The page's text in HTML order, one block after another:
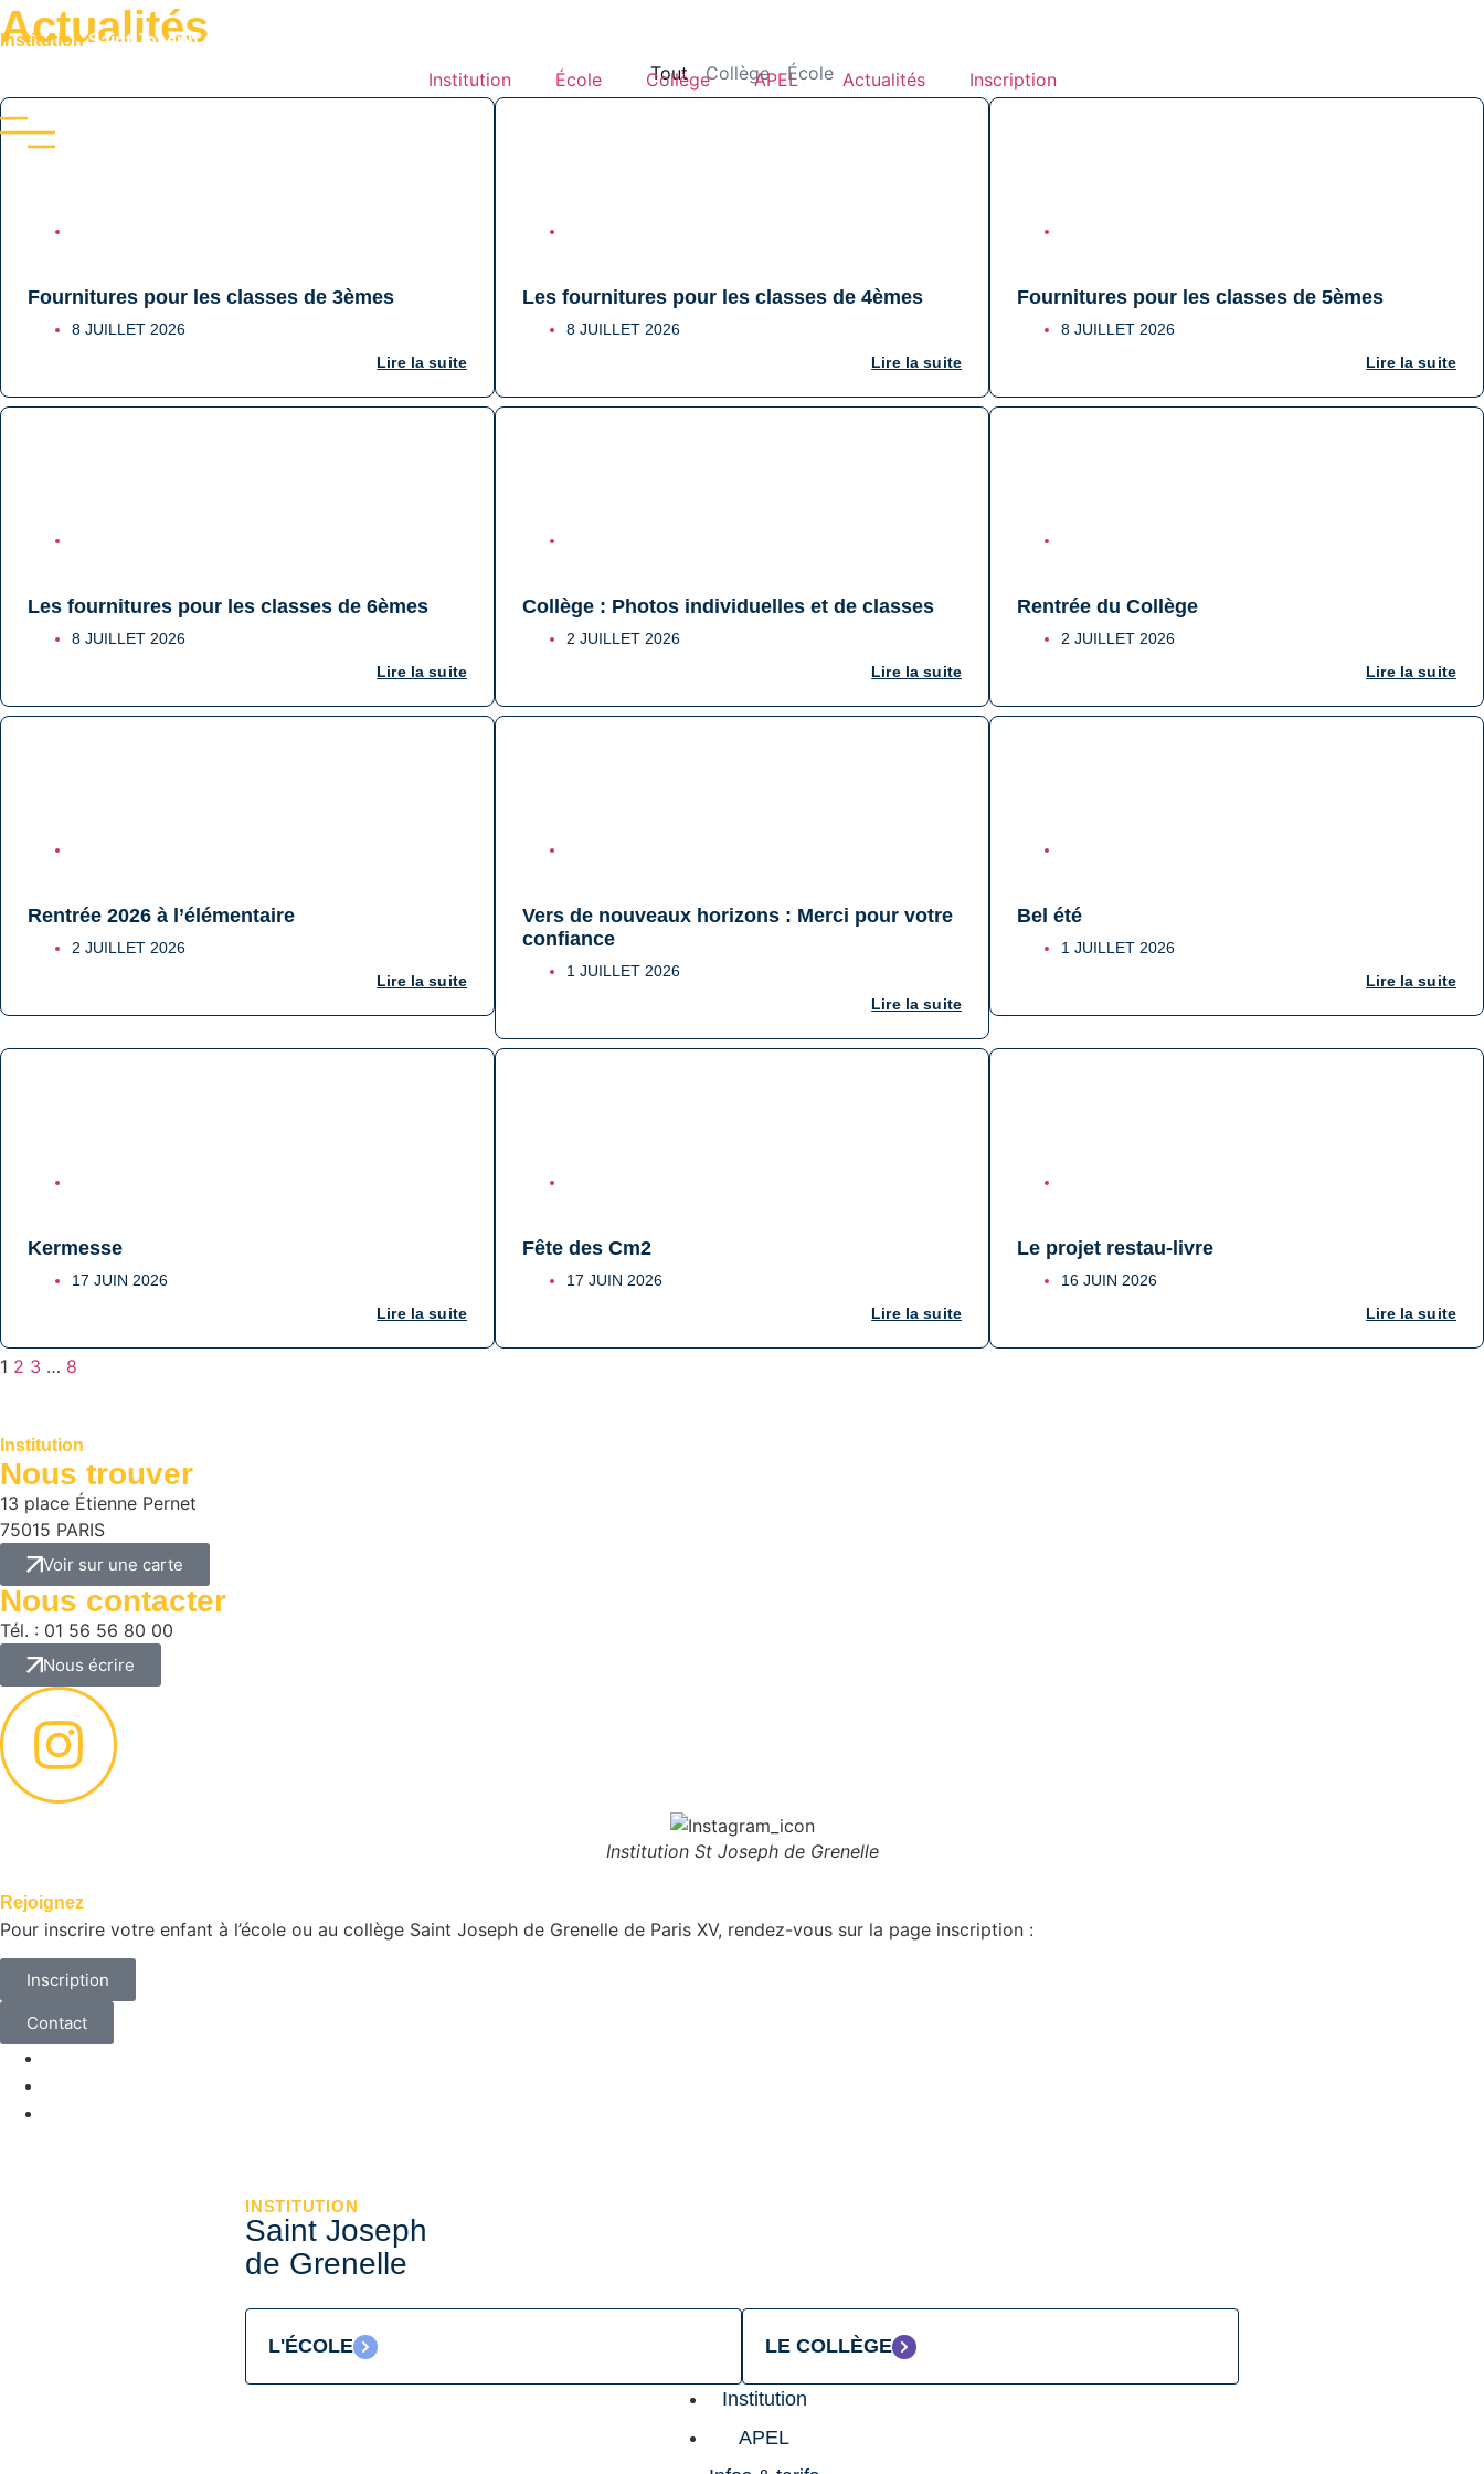
InstitutionSaint Joseph de Grenelle
Institution École Collège APEL Actualités Inscription
Actualités
Collège École
Tout
Fournitures pour les classes de 3èmes
8 JUILLET 2026
Lire la suite
Les fournitures pour les classes de 4èmes
8 JUILLET 2026
Lire la suite
Fournitures pour les classes de 5èmes
8 JUILLET 2026
Lire la suite
Les fournitures pour les classes de 6èmes
8 JUILLET 2026
Lire la suite
Collège : Photos individuelles et de classes
2 JUILLET 2026
Lire la suite
Rentrée du Collège
2 JUILLET 2026
Lire la suite
Rentrée 2026 à l’élémentaire
2 JUILLET 2026
Lire la suite
Vers de nouveaux horizons : Merci pour votre
confiance
1 JUILLET 2026
Lire la suite
Bel été
1 JUILLET 2026
Lire la suite
Kermesse
17 JUIN 2026
Lire la suite
Fête des Cm2
17 JUIN 2026
Lire la suite
Le projet restau-livre
16 JUIN 2026
Lire la suite
1 2 3 … 8
Institution
Nous trouver
13 place Étienne Pernet
75015 PARIS
Voir sur une carte
Nous contacter
Tél. : 01 56 56 80 00
Nous écrire
Institution St Joseph de Grenelle
Rejoignez
Pour inscrire votre enfant à l’école ou au collège Saint Joseph de Grenelle de Paris XV, rendez-vous sur la page inscription :
Inscription
Contact
INSTITUTION
Saint Joseph
de Grenelle
L'ÉCOLE LE COLLÈGE
Institution
APEL